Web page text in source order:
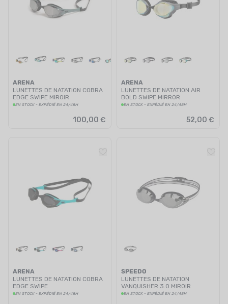
ARENA
LUNETTES DE NATATION COBRA
EDGE SWIPE MIROIR
EN STOCK - EXPÉDIÉ EN 24/48H
100,00 €
ARENA
LUNETTES DE NATATION AIR
BOLD SWIPE MIRROR
EN STOCK - EXPÉDIÉ EN 24/48H
52,00 €
ARENA
LUNETTES DE NATATION COBRA
EDGE SWIPE
EN STOCK - EXPÉDIÉ EN 24/48H
SPEEDO
LUNETTES DE NATATION
VANQUISHER 3.0 MIROIR
NOIR/FUMÉ
EN STOCK - EXPÉDIÉ EN 24/48H